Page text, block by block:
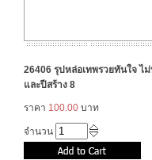
26406 รุปหล่อเทพรวยทันใจ ไ
และปีสร้าง 8
ราคา 100.00 บาท
จำนวน